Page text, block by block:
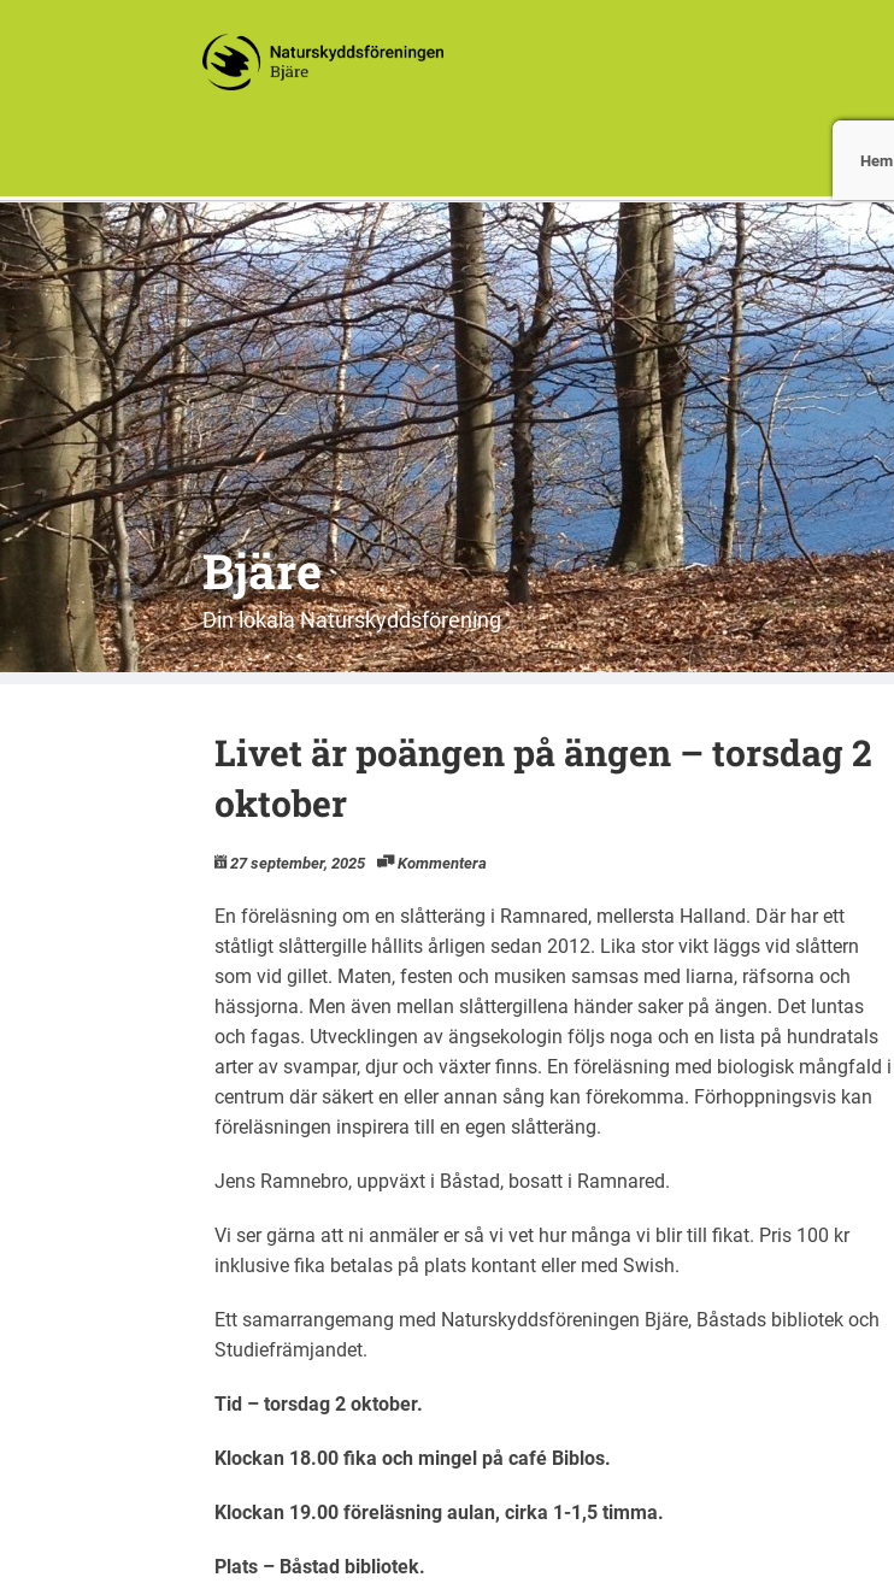
Hem
Bjäre
Din lokala Naturskyddsförening
Livet är poängen på ängen – torsdag 2
oktober
27 september, 2025 Kommentera
En föreläsning om en slåtteräng i Ramnared, mellersta Halland. Där har ett
ståtligt slåttergille hållits årligen sedan 2012. Lika stor vikt läggs vid slåttern
som vid gillet. Maten, festen och musiken samsas med liarna, räfsorna och
hässjorna. Men även mellan slåttergillena händer saker på ängen. Det luntas
och fagas. Utvecklingen av ängsekologin följs noga och en lista på hundratals
arter av svampar, djur och växter finns. En föreläsning med biologisk mångfald i
centrum där säkert en eller annan sång kan förekomma. Förhoppningsvis kan
föreläsningen inspirera till en egen slåtteräng.
Jens Ramnebro, uppväxt i Båstad, bosatt i Ramnared.
Vi ser gärna att ni anmäler er så vi vet hur många vi blir till fikat. Pris 100 kr
inklusive fika betalas på plats kontant eller med Swish.
Ett samarrangemang med Naturskyddsföreningen Bjäre, Båstads bibliotek och
Studiefrämjandet.
Tid – torsdag 2 oktober.
Klockan 18.00 fika och mingel på café Biblos.
Klockan 19.00 föreläsning aulan, cirka 1-1,5 timma.
Plats – Båstad bibliotek.